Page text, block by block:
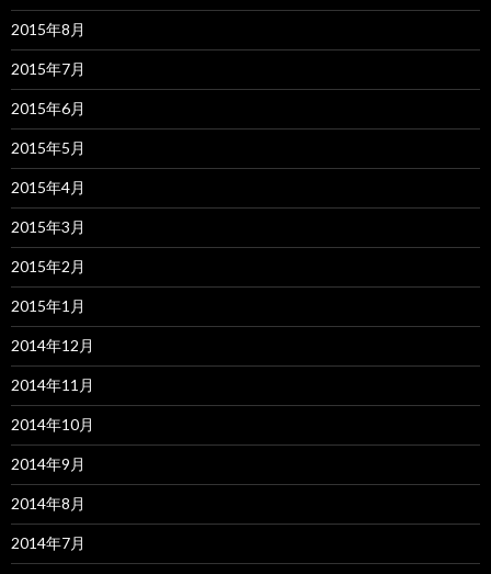
2015年8月
2015年7月
2015年6月
2015年5月
2015年4月
2015年3月
2015年2月
2015年1月
2014年12月
2014年11月
2014年10月
2014年9月
2014年8月
2014年7月